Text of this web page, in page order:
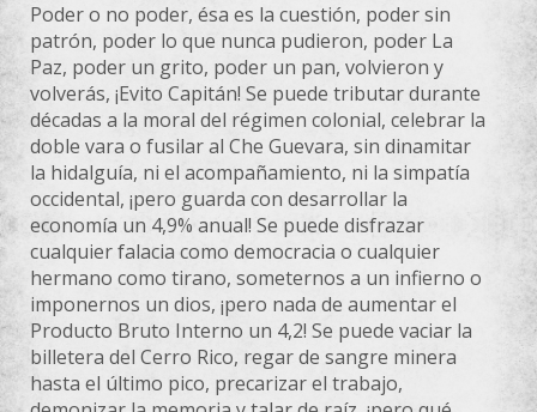
Poder o no poder, ésa es la cuestión, poder sin
patrón, poder lo que nunca pudieron, poder La
Paz, poder un grito, poder un pan, volvieron y
volverás, ¡Evito Capitán! Se puede tributar durante
décadas a la moral del régimen colonial, celebrar la
doble vara o fusilar al Che Guevara, sin dinamitar
la hidalguía, ni el acompañamiento, ni la simpatía
occidental, ¡pero guarda con desarrollar la
economía un 4,9% anual! Se puede disfrazar
cualquier falacia como democracia o cualquier
hermano como tirano, someternos a un infierno o
imponernos un dios, ¡pero nada de aumentar el
Producto Bruto Interno un 4,2! Se puede vaciar la
billetera del Cerro Rico, regar de sangre minera
hasta el último pico, precarizar el trabajo,